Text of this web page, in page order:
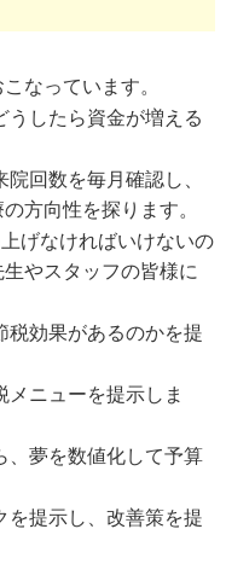
なっています。
うしたら資金が増える
回数を毎月確認し、
方向性を探ります。
げなければいけないの
やスタッフの皆様に
税効果があるのかを提
ニューを提示しま
、夢を数値化して予算
を提示し、改善策を提